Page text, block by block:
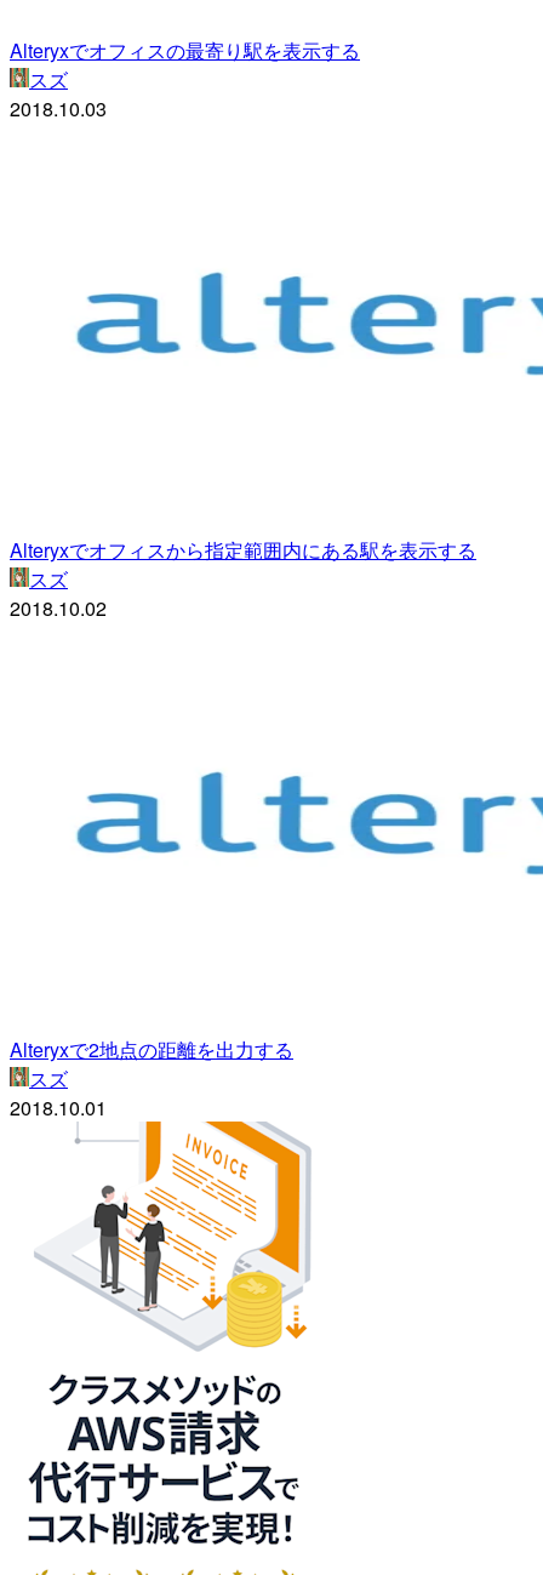
Alteryxでオフィスの最寄り駅を表示する
スズ
2018.10.03
Alteryxでオフィスから指定範囲内にある駅を表示する
スズ
2018.10.02
Alteryxで2地点の距離を出力する
スズ
2018.10.01